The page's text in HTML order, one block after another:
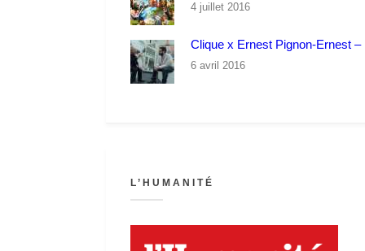
4 juillet 2016
Clique x Ernest Pignon-Ernest
6 avril 2016
L’HUMANITÉ